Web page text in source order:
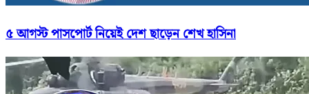
৫ আগস্ট পাসপোর্ট নিয়েই দেশ ছাড়েন শেখ হাসিনা